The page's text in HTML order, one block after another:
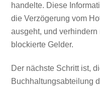
handelte. Diese
die Verzögerung vom
ausgeht, und
blockierte Gelder.
Der nächste Schritt ist,
Buchhaltungsabteilung